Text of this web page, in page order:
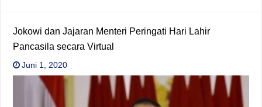
Jokowi dan Jajaran Menteri Peringati Hari Lahir
Pancasila secara Virtual
Juni 1, 2020